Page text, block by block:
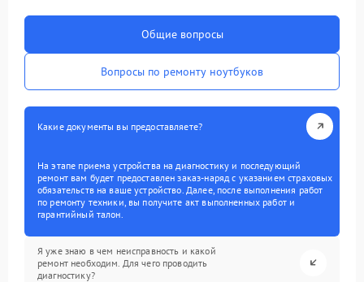
Общие вопросы
Вопросы по ремонту ноутбуков
Какие документы вы предоставляете?
На этапе приема устройства на диагностику и последующий
ремонт вам будет предоставлен заказ-наряд с указанием страховых
обязательств на ваше устройство. Далее, после выполнения работ
по ремонту техники, вы получите акт выполненных работ и
гарантийный талон.
Я уже знаю в чем неисправность и какой
ремонт необходим. Для чего проводить
диагностику?